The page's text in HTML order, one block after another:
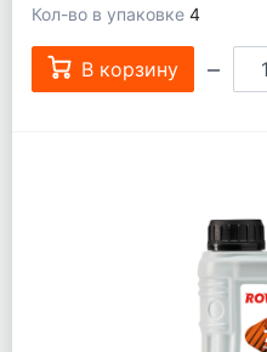
Кол-во в упаковке 4
В корзину